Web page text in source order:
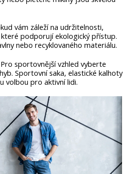
vám záleží na udržitelnosti,
podporují ekologický přístup.
nebo recyklovaného materiálu.
Pro sportovnější vzhled vyberte
Sportovní saka, elastické kalhoty
volbou pro aktivní lidi.